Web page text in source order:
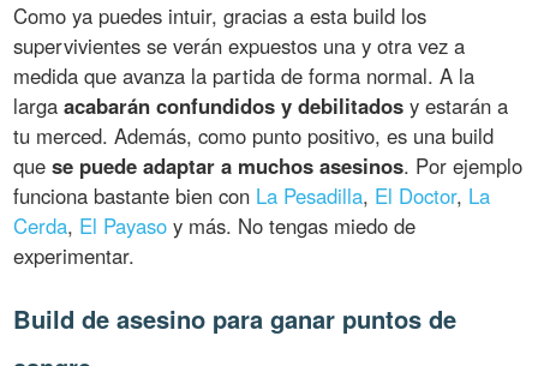
Como ya puedes intuir, gracias a esta build los
supervivientes se verán expuestos una y otra vez a
medida que avanza la partida de forma normal. A la
largaacabarán confundidos y debilitados y estarán a
tu merced. Además, como punto positivo, es una build
quese puede adaptar a muchos asesinos. Por ejemplo
funciona bastante bien con La Pesadilla, El Doctor, La
Cerda, El Payaso y más. No tengas miedo de
experimentar.
Build de asesino para ganar puntos de